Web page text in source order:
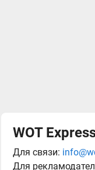
WOT
Для связи:
Для